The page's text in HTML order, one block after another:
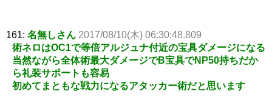
161: 名無しさん 2017/08/10(木) 06:30:48.809
術ネロはOC1で等倍アルジュナ付近の宝具ダメージになる
当然ながら全体術最大ダメージでB宝具でNP50持ちだか
ら礼装サポートも容易
初めてまともな戦力になるアタッカー術だと思います